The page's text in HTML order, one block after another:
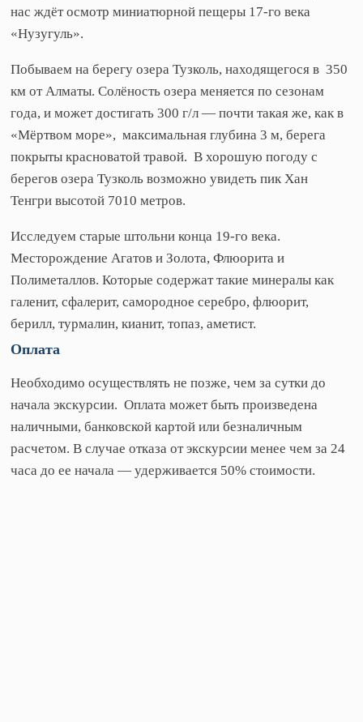
нас ждёт осмотр миниатюрной пещеры 17-го века
«Нузугуль».
Побываем на берегу озера Тузколь, находящегося в 350
км от Алматы. Солёность озера меняется по сезонам
года, и может достигать 300 г/л — почти такая же, как в
«Мёртвом море», максимальная глубина 3 м, берега
покрыты красноватой травой. В хорошую погоду с
берегов озера Тузколь возможно увидеть пик Хан
Тенгри высотой 7010 метров.
Исследуем старые штольни конца 19-го века.
Месторождение Агатов и Золота, Флюорита и
Полиметаллов. Которые содержат такие минералы как
галенит, сфалерит, самородное серебро, флюорит,
берилл, турмалин, кианит, топаз, аметист.
Оплата
Необходимо осуществлять не позже, чем за сутки до
начала экскурсии. Оплата может быть произведена
наличными, банковской картой или безналичным
расчетом. В случае отказа от экскурсии менее чем за 24
часа до ее начала — удерживается 50% стоимости.